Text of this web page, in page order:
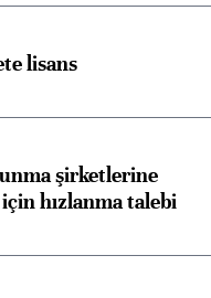
lisans
şirketlerine
hızlanma talebi